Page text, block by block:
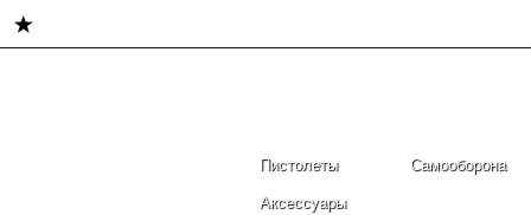
Пистолеты Самооборона
Аксессуары